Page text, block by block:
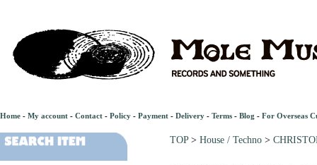
Home - My account - Contact - Policy - Payment - Delivery - Terms - Blog - For Overseas
TOP> House / Techno >